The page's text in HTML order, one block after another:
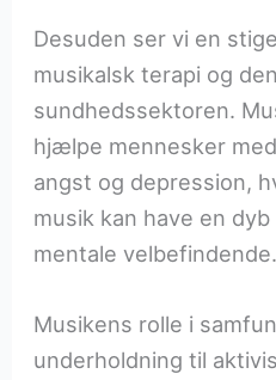
Desuden ser vi en
musikalsk terapi og
sundhedssektoren.
hjælpe mennesker
angst og depression,
musik kan have en
mentale velbefindende.
Musikens rolle i
underholdning til